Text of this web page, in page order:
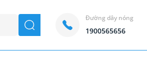
seach
Đường dây nóng
1900565656